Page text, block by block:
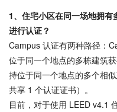
1、 住宅小区在同一场地拥
进行认证？
Campus 认证有两种路径：
位于同一个地点的多栋建筑
持位于同一个地点的多个相
共享 1 个认证证书）。
目前，对于使用 LEED v4.1